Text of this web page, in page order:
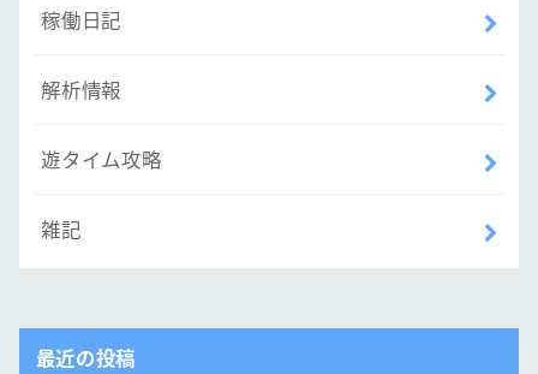
稼働日記
解析情報
遊タイム攻略
雑記
最近の投稿